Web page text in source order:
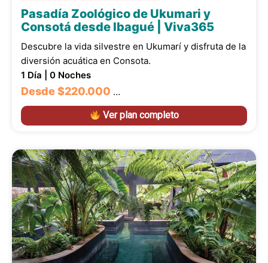
Pasadía Zoológico de Ukumari y
Consotá desde Ibagué | Viva365
Descubre la vida silvestre en Ukumarí y disfruta de la
diversión acuática en Consota.
1 Día | 0 Noches
Desde$220.000 …
Ver plan completo